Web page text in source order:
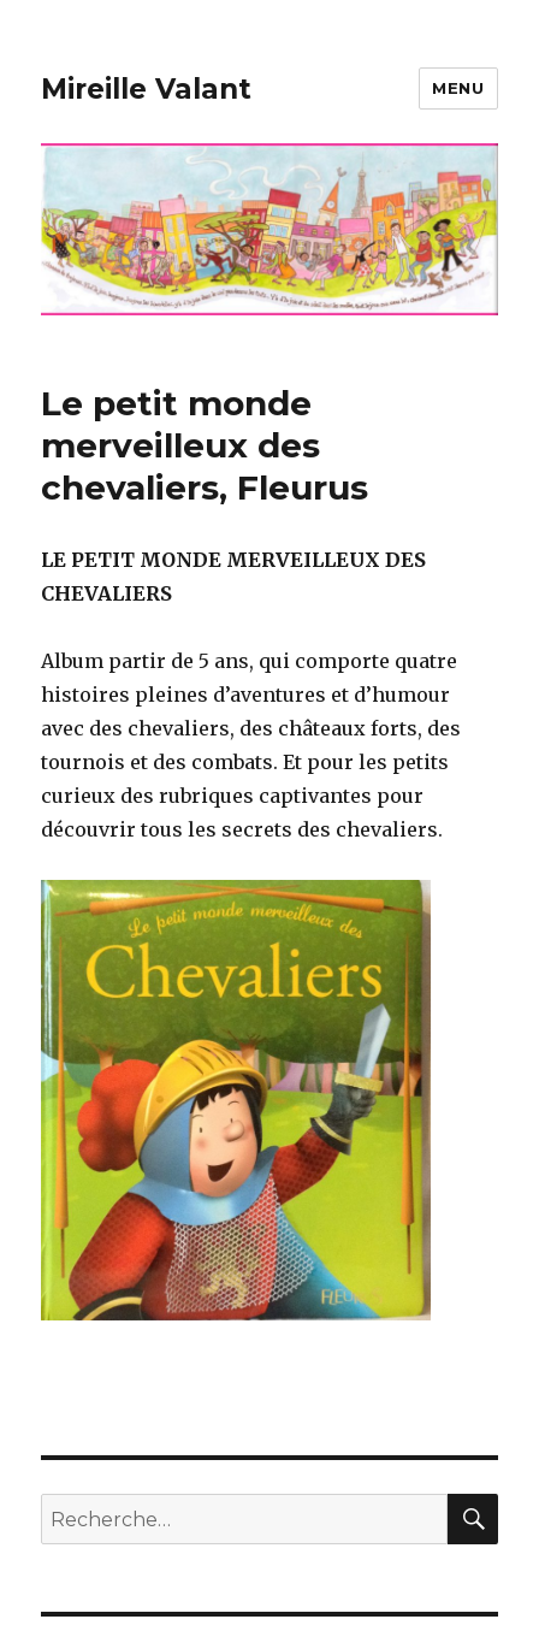
Mireille Valant MENU
Le petit monde
merveilleux des
chevaliers, Fleurus
LE PETIT MONDE MERVEILLEUX DES
CHEVALIERS
Album partir de 5 ans, qui comporte quatre
histoires pleines d’aventures et d’humour
avec des chevaliers, des châteaux forts, des
tournois et des combats. Et pour les petits
curieux des rubriques captivantes pour
découvrir tous les secrets des chevaliers.
Recherche
pour